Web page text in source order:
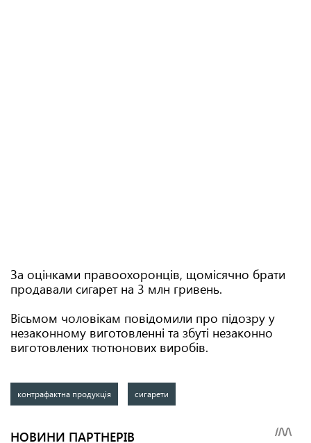
За оцінками правоохоронців, щомісячно брати
продавали сигарет на 3 млн гривень.
Вісьмом чоловікам повідомили про підозру у
незаконному виготовленні та збуті незаконно
виготовлених тютюнових виробів.
контрафактна продукція сигарети